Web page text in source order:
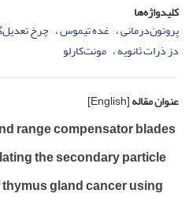
کلیدواژه‌ها
پروتون‌درمانی غده تیموس چرخ
دز ذرات ثانویه مونت‌کارلو
عنوان مقاله[English]
range compensator blades
the secondary particle
gland cancer using